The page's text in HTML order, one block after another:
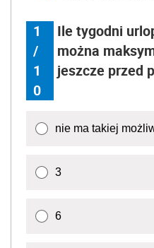
1
/
1
0
Ile tygodni
można
jeszcze przed
nie ma takiej
3
6